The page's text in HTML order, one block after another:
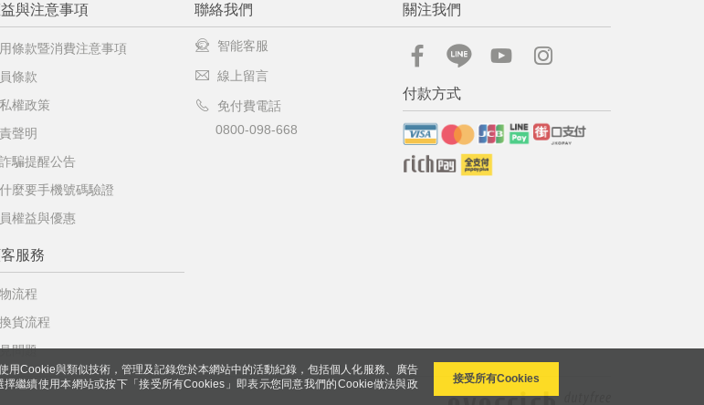
Cookie與類似技術，管理及記錄您於本網站中的活動紀錄，包括個人化服務、廣告
繼續使用本網站或按下「接受所有Cookies」即表示您同意我們的Cookie做法與政
接受所有Cookies
與注意事項
條款暨消費注意事項
條款
權政策
聲明
騙提醒公告
麼要手機號碼驗證
權益與優惠
服務
流程
貨流程
問題
聯絡我們
智能客服
線上留言
免付費電話
0800-098-668
關注我們
付款方式